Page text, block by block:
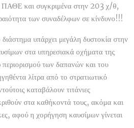
ΠΑΘΕ και συγκριμένα στην 203 χ/θ,
των συναδέλφων σε κίνδυνο!!!
διάστημα υπάρχει μεγάλη δυστοκία στην
στα υπηρεσιακά οχήματα της
περιορισμού των δαπανών και του
λίτρα από το στρατιωτικό
καταβάλουν τιτάνιες
στα καθήκοντά τους, ακόμα και
αφού η χορήγηση καυσίμων γίνεται